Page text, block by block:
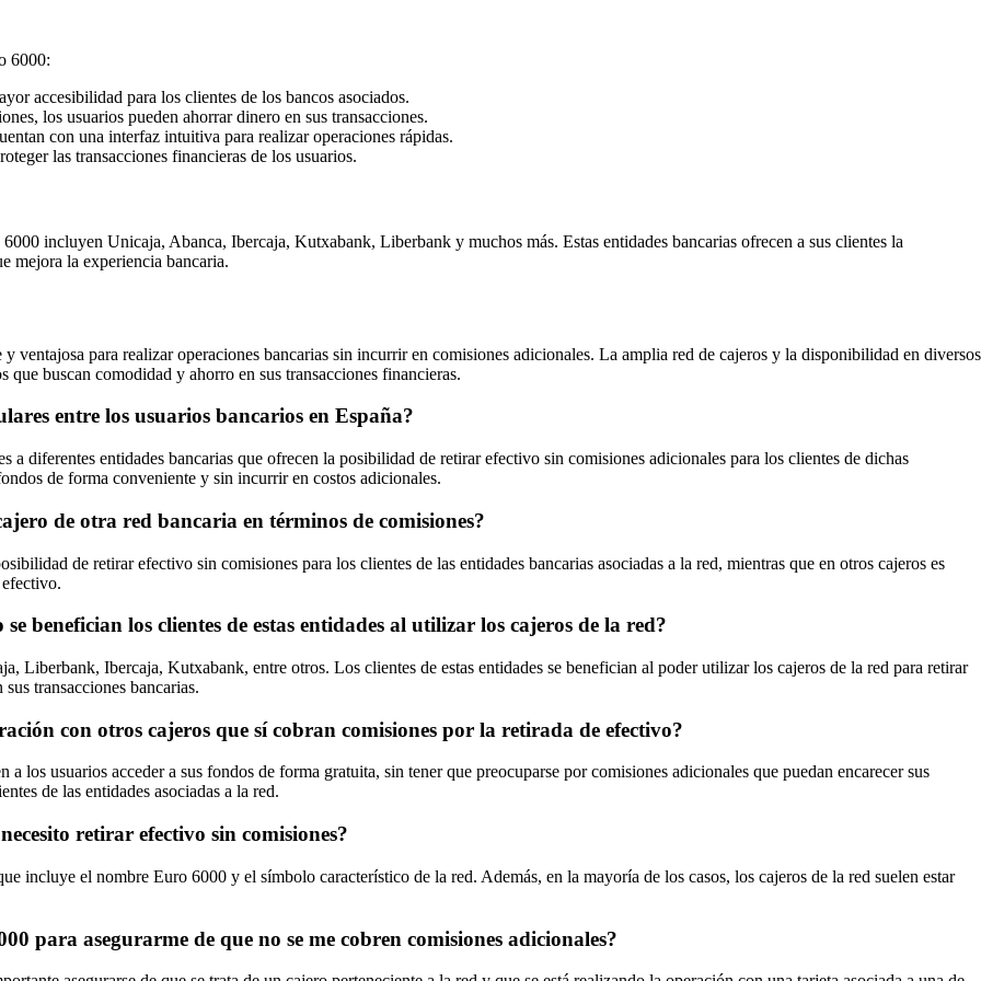
6000:
accesibilidad para los clientes de los bancos asociados.
los usuarios pueden ahorrar dinero en sus transacciones.
con una interfaz intuitiva para realizar operaciones rápidas.
las transacciones financieras de los usuarios.
incluyen Unicaja, Abanca, Ibercaja, Kutxabank, Liberbank y muchos más. Estas entidades bancarias ofrecen a sus clientes la
mejora la experiencia bancaria.
ventajosa para realizar operaciones bancarias sin incurrir en comisiones adicionales. La amplia red de cajeros y la disponibilidad en diversos
que buscan comodidad y ahorro en sus transacciones financieras.
entre los usuarios bancarios en España?
a diferentes entidades bancarias que ofrecen la posibilidad de retirar efectivo sin comisiones adicionales para los clientes de dichas
de forma conveniente y sin incurrir en costos adicionales.
de otra red bancaria en términos de comisiones?
de retirar efectivo sin comisiones para los clientes de las entidades bancarias asociadas a la red, mientras que en otros cajeros es
benefician los clientes de estas entidades al utilizar los cajeros de la red?
Liberbank, Ibercaja, Kutxabank, entre otros. Los clientes de estas entidades se benefician al poder utilizar los cajeros de la red para retirar
transacciones bancarias.
con otros cajeros que sí cobran comisiones por la retirada de efectivo?
los usuarios acceder a sus fondos de forma gratuita, sin tener que preocuparse por comisiones adicionales que puedan encarecer sus
de las entidades asociadas a la red.
retirar efectivo sin comisiones?
incluye el nombre Euro 6000 y el símbolo característico de la red. Además, en la mayoría de los casos, los cajeros de la red suelen estar
para asegurarme de que no se me cobren comisiones adicionales?